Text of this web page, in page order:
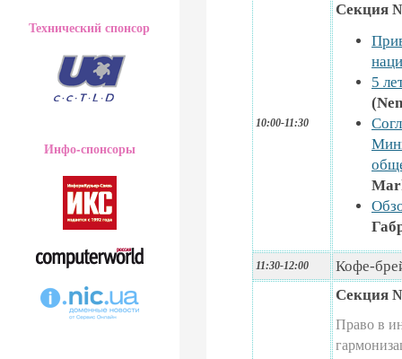
Технический спонсор
Инфо-спонсоры
10:00-11:30
Секция
5
11:30-12:00 Кофе-
Секция
Право в